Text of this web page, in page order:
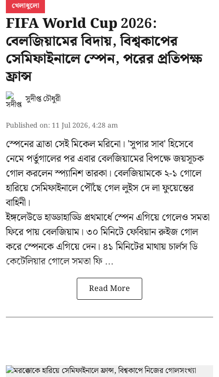
খেলাধুলো
FIFA World Cup 2026:
বেলজিয়ামের বিদায়, বিশ্বকাপের
সেমিফাইনালে স্পেন, পরের প্রতিপক্ষ
ফ্রান্স
সুদীপ্ত চৌধুরী
Published on: 11 Jul 2026, 4:28 am
স্পেনের ত্রাতা সেই মিকেল মরিনো। 'সুপার সাব' হিসেবে
নেমে পর্তুগালের পর এবার বেলজিয়ামের বিপক্ষে জয়সূচক
গোল করলেন স্প্যানিশ তারকা। বেলজিয়ামকে ২-১ গোলে
হারিয়ে সেমিফাইনালে পৌঁছে গেল লুইস দে লা ফুয়েন্তের
বাহিনী।
ইঙ্গলেউডে হাড্ডাহাড্ডি প্রথমার্ধে স্পেন এগিয়ে গেলেও সমতা
ফিরে পায় বেলজিয়াম। ৩০ মিনিটে ফেবিয়ান রুইজ গোল
করে স্পেনকে এগিয়ে দেন। ৪১ মিনিটের মাথায় চার্লস ডি
কেটেলিয়ার গোলে সমতা ফি ...
Read More